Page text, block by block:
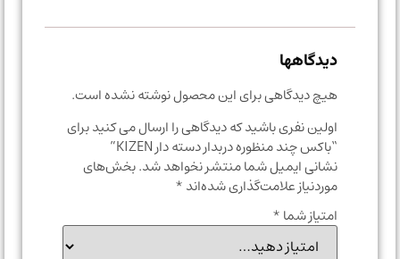
دیدگاهها
هیچ دیدگاهی برای این محصول نوشته نشده است.
اولین نفری باشید که دیدگاهی را ارسال می کنید برای
“باکس چند منظوره دربدار دسته دار KIZEN”
نشانی ایمیل شما منتشر نخواهد شد.بخش‌های
موردنیاز علامت‌گذاری شده‌اند*
امتیاز شما*